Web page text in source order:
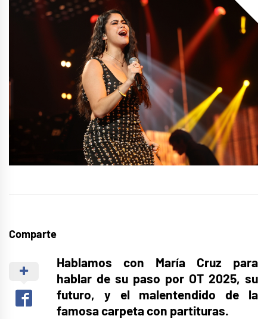
Comparte
Hablamos con María Cruz para
hablar de su paso por OT 2025, su
futuro, y el malentendido de la
famosa carpeta con partituras.